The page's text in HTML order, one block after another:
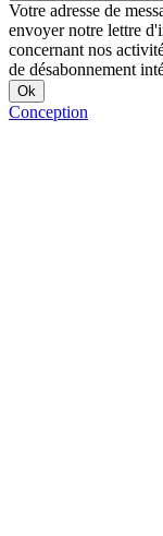
Votre adresse de
envoyer notre lettre
concernant nos
de désabonnement
Conception